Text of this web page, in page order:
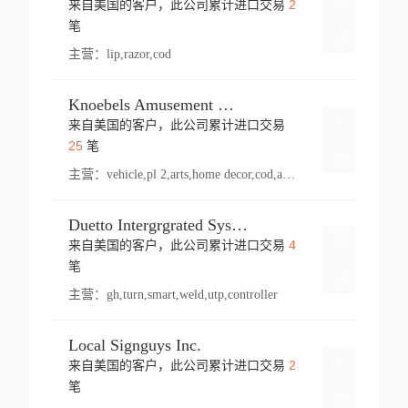
来自美国的客户，此公司累计进口交易 2
笔
主营： lip,razor,cod
Knoebels Amusement Resort
来自美国的客户，此公司累计进口交易
25笔
主营： vehicle,pl 2,arts,home decor,cod,amusement ride,sea
Duetto Intergrgrated Systems Inc.
来自美国的客户，此公司累计进口交易 4
笔
主营： gh,turn,smart,weld,utp,controller
Local Signguys Inc.
来自美国的客户，此公司累计进口交易 2
笔